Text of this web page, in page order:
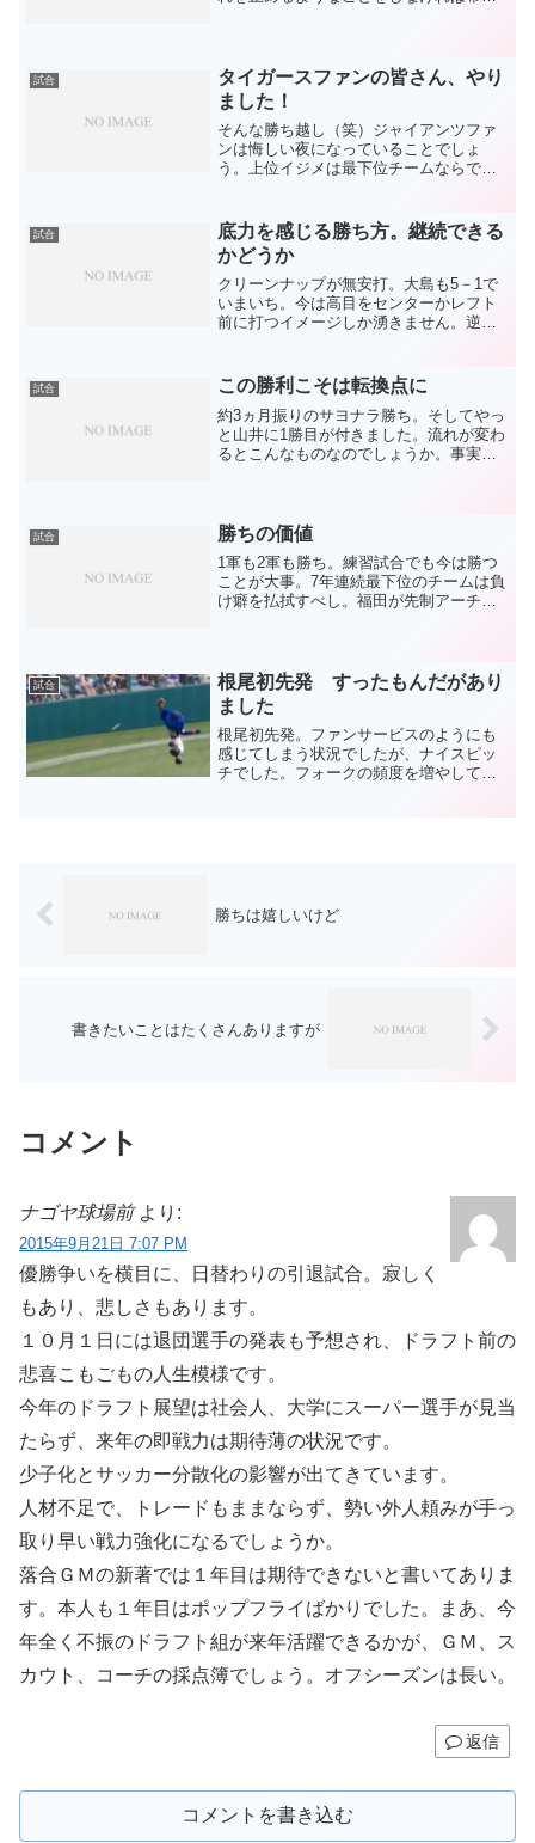
ルーキー濵口。いかにもド...
試合
タイガースファンの皆さん、やり
ました！
そんな勝ち越し（笑）ジャイアンツファ
ンは悔しい夜になっていることでしょ
う。上位イジメは最下位チームならでは
リードを奪い何とか1点リード中。リード
した後はお約束のも...
試合
底力を感じる勝ち方。継続できる
かどうか
クリーンナップが無安打。大島も5－1で
いまいち。今は高目をセンターかレフト
前に打つイメージしか湧きません。逆に
た。チーム全体で勝った。そんな勝ち
方。こうなるときのうの...
試合 この勝利こそは転換点に
約3ヵ月振りのサヨナラ勝ち。そしてやっ
と山井に1勝目が付きました。流れが変わ
るとこんなものなのでしょうか。事実上
れるような内容ではあ...
試合 勝ちの価値
1軍も2軍も勝ち。練習試合でも今は勝つ
ことが大事。7年連続最下位のチームは負
け癖を払拭すべし。福田が先制アーチと
ー！！！）それにしても、チー...
試合
根尾初先発 すったもんだがあり
ました
根尾初先発。ファンサービスのようにも
感じてしまう状況でしたが、ナイスピッ
チでした。フォークの頻度を増やして、
勝ちは嬉しいけど
書きたいことはたくさんありますが
コメント
ナゴヤ球場前 より:
2015年9月21日 7:07 PM
優勝争いを横目に、日替わりの引退試合。寂しく
もあり、悲しさもあります。
１０月１日には退団選手の発表も予想され、ドラフト前の
悲喜こもごもの人生模様です。
今年のドラフト展望は社会人、大学にスーパー選手が見当
たらず、来年の即戦力は期待薄の状況です。
少子化とサッカー分散化の影響が出てきています。
人材不足で、トレードもままならず、勢い外人頼みが手っ
取り早い戦力強化になるでしょうか。
落合ＧＭの新著では１年目は期待できないと書いてありま
す。本人も１年目はポップフライばかりでした。まあ、今
年全く不振のドラフト組が来年活躍できるかが、ＧＭ、ス
カウト、コーチの採点簿でしょう。オフシーズンは長い。
返信
コメントを書き込む